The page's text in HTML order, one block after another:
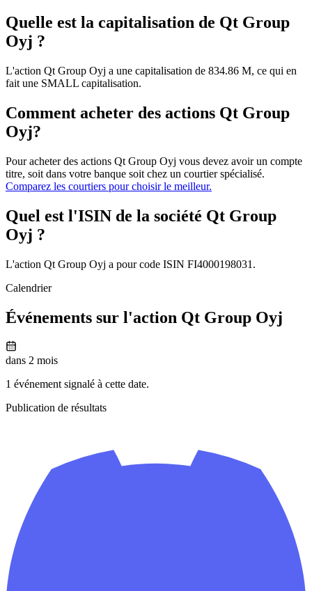
Quelle est la capitalisation de Qt Group
Oyj ?
L'action Qt Group Oyj a une capitalisation de 834.86 M, ce qui en
fait une SMALL capitalisation.
Comment acheter des actions Qt Group
Oyj?
Pour acheter des actions Qt Group Oyj vous devez avoir un compte
titre, soit dans votre banque soit chez un courtier spécialisé.
Comparez les courtiers pour choisir le meilleur.
Quel est l'ISIN de la société Qt Group
Oyj ?
L'action Qt Group Oyj a pour code ISIN FI4000198031.
Calendrier
Événements sur l'action Qt Group Oyj
dans 2 mois
1 événement signalé à cette date.
Publication de résultats